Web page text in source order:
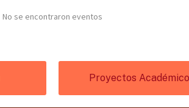
No se encontraron eventos
Proyectos